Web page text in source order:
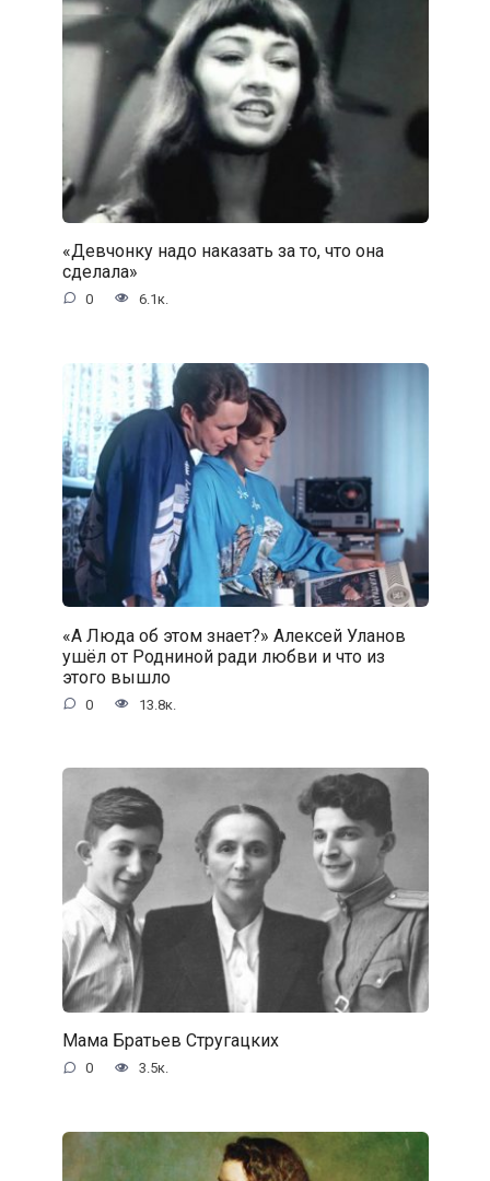
«Девчонку надо наказать за то, что она
сделала»
0 6.1к.
«А Люда об этом знает?» Алексей Уланов
ушёл от Родниной ради любви и что из
этого вышло
0 13.8к.
Мама Братьев Стругацких
0 3.5к.